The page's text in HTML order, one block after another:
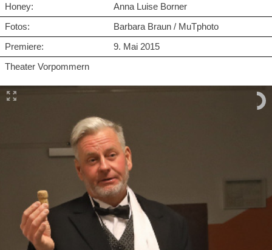
Honey:
Anna Luise Borner
Fotos:
Barbara Braun / MuTphoto
Premiere:
9. Mai 2015
Theater Vorpommern